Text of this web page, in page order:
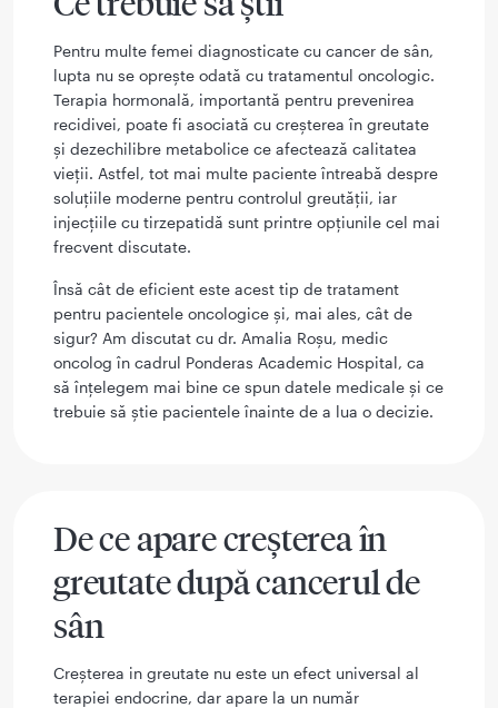
Pentru multe femei diagnosticate cu cancer de sân,
lupta nu se oprește odată cu tratamentul oncologic.
Terapia hormonală, importantă pentru prevenirea
recidivei, poate fi asociată cu creșterea în greutate
și dezechilibre metabolice ce afectează calitatea
vieții. Astfel, tot mai multe paciente întreabă despre
soluțiile moderne pentru controlul greutății, iar
injecțiile cu tirzepatidă sunt printre opțiunile cel mai
frecvent discutate.
Însă cât de eficient este acest tip de tratament
pentru pacientele oncologice și, mai ales, cât de
sigur? Am discutat cu dr. Amalia Roșu, medic
oncolog în cadrul Ponderas Academic Hospital, ca
să înțelegem mai bine ce spun datele medicale și ce
trebuie să știe pacientele înainte de a lua o decizie.
De ce apare creșterea în
greutate după cancerul de
sân
Creșterea in greutate nu este un efect universal al
terapiei endocrine, dar apare la un număr